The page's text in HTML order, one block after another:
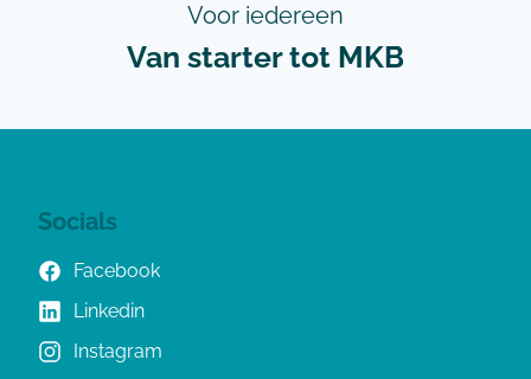
Voor iedereen
Van starter tot MKB
Socials
Facebook
Linkedin
Instagram